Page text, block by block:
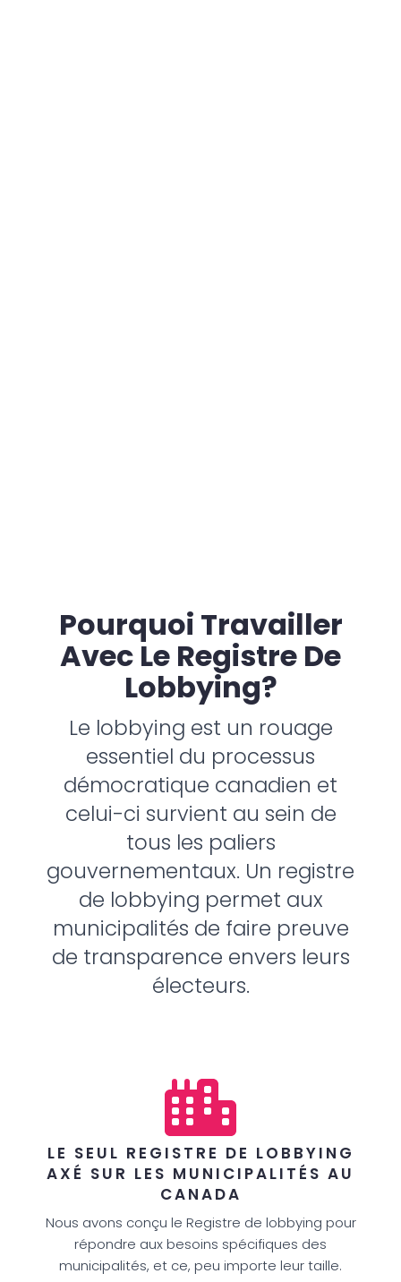
Pourquoi Travailler
Avec Le Registre De
Lobbying?
Le lobbying est un rouage
essentiel du processus
démocratique canadien et
celui-ci survient au sein de
tous les paliers
gouvernementaux. Un registre
de lobbying permet aux
municipalités de faire preuve
de transparence envers leurs
électeurs.
LE SEUL REGISTRE DE LOBBYING
AXÉ SUR LES MUNICIPALITÉS AU
CANADA
Nous avons conçu le Registre de lobbying pour
répondre aux besoins spécifiques des
municipalités, et ce, peu importe leur taille.